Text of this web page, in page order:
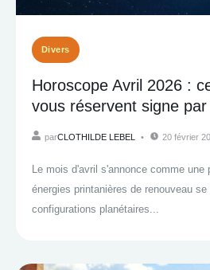
Divers
Horoscope Avril 2026 :
vous réservent signe
parCLOTHILDE LEBEL 20 février
Le mois d'avril s'annonce comme une
énergies printanières de renouveau
configurations planétaires...